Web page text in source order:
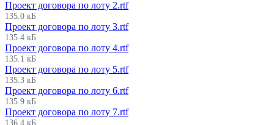
Проект договора по лоту 2.rtf
135.0 кБ
Проект договора по лоту 3.rtf
135.4 кБ
Проект договора по лоту 4.rtf
135.1 кБ
Проект договора по лоту 5.rtf
135.3 кБ
Проект договора по лоту 6.rtf
135.9 кБ
Проект договора по лоту 7.rtf
136.4 кБ